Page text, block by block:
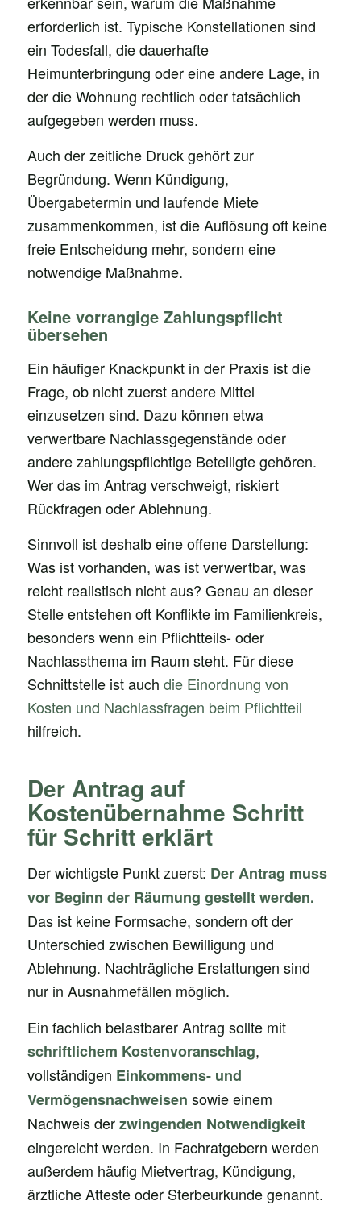
erforderlich ist. Typische Konstellationen sind
ein Todesfall, die dauerhafte
Heimunterbringung oder eine andere Lage, in
der die Wohnung rechtlich oder tatsächlich
aufgegeben werden muss.
Auch der zeitliche Druck gehört zur
Begründung. Wenn Kündigung,
Übergabetermin und laufende Miete
zusammenkommen, ist die Auflösung oft keine
freie Entscheidung mehr, sondern eine
notwendige Maßnahme.
Keine vorrangige Zahlungspflicht
übersehen
Ein häufiger Knackpunkt in der Praxis ist die
Frage, ob nicht zuerst andere Mittel
einzusetzen sind. Dazu können etwa
verwertbare Nachlassgegenstände oder
andere zahlungspflichtige Beteiligte gehören.
Wer das im Antrag verschweigt, riskiert
Rückfragen oder Ablehnung.
Sinnvoll ist deshalb eine offene Darstellung:
Was ist vorhanden, was ist verwertbar, was
reicht realistisch nicht aus? Genau an dieser
Stelle entstehen oft Konflikte im Familienkreis,
besonders wenn ein Pflichtteils- oder
Nachlassthema im Raum steht. Für diese
Schnittstelle ist auch die Einordnung von
Kosten und Nachlassfragen beim Pflichtteil
hilfreich.
Der Antrag auf
Kostenübernahme Schritt
für Schritt erklärt
Der wichtigste Punkt zuerst: Der Antrag muss
vor Beginn der Räumung gestellt werden.
Das ist keine Formsache, sondern oft der
Unterschied zwischen Bewilligung und
Ablehnung. Nachträgliche Erstattungen sind
nur in Ausnahmefällen möglich.
Ein fachlich belastbarer Antrag sollte mit
schriftlichem Kostenvoranschlag,
vollständigen Einkommens- und
Vermögensnachweisen sowie einem
Nachweis derzwingenden Notwendigkeit
eingereicht werden. In Fachratgebern werden
außerdem häufig Mietvertrag, Kündigung,
ärztliche Atteste oder Sterbeurkunde genannt.